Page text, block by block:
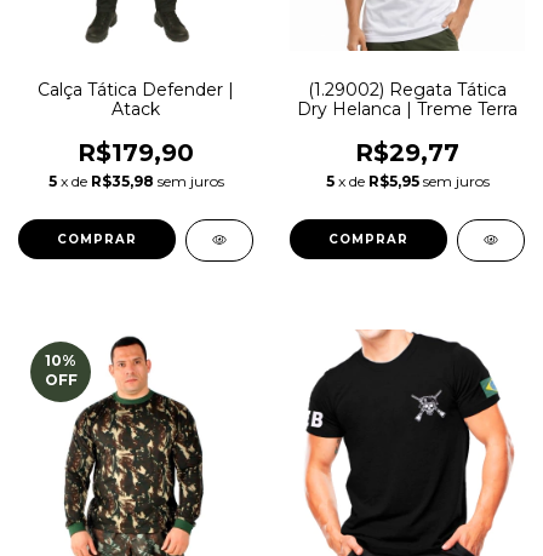
Calça Tática Defender |
Atack
R$179,90
5 x de R$35,98 sem juros
COMPRAR
(1.29002) Regata Tática
Dry Helanca | Treme Terra
R$29,77
5 x de R$5,95 sem juros
COMPRAR
10%
OFF